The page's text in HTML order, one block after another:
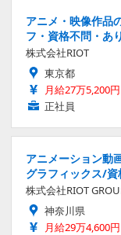
アニメ・映像作品
フ・資格不問・あ
株式会社RIOT
東京都
月給27万5,200
正社員
アニメーション動
グラフィックス/
株式会社RIOT
神奈川県
月給29万4,600